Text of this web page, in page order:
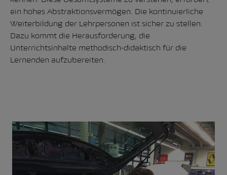
ein hohes Abstraktionsvermögen. Die kontinuierliche
Weiterbildung der Lehrpersonen ist sicher zu stellen.
Dazu kommt die Herausforderung, die
Unterrichtsinhalte methodisch-didaktisch für die
Lernenden aufzubereiten.